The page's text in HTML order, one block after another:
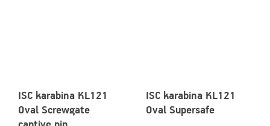
ISC karabina KL121
Oval Screwgate
ISC karabina KL121
Oval Supersafe